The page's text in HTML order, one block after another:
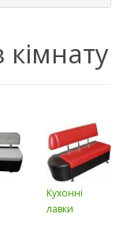
Кухонні
лавки